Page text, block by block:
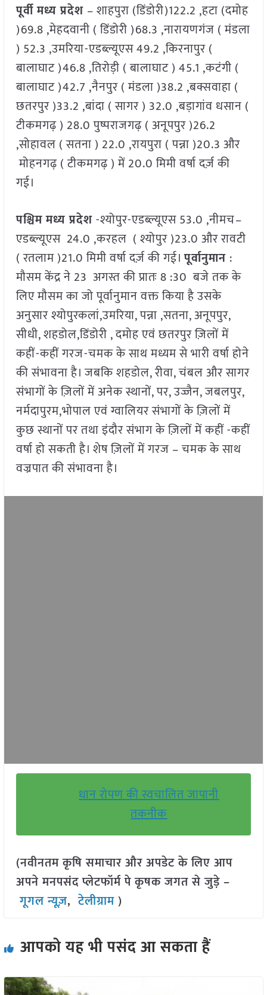
पूर्वी मध्य प्रदेश – शाहपुरा (डिंडोरी)122.2 ,हटा (दमोह
)69.8 ,मेहदवानी ( डिंडोरी )68.3 ,नारायणगंज ( मंडला
) 52.3 ,उमरिया-एडब्ल्यूएस 49.2 ,किरनापुर (
बालाघाट )46.8 ,तिरोड़ी ( बालाघाट ) 45.1 ,कटंगी (
बालाघाट )42.7 ,नैनपुर ( मंडला )38.2 ,बक्सवाहा (
छतरपुर )33.2 ,बांदा ( सागर ) 32.0 ,बड़ागांव धसान (
टीकमगढ़ ) 28.0 पुष्पराजगढ़ ( अनूपपुर )26.2
,सोहावल ( सतना ) 22.0 ,रायपुरा ( पन्ना )20.3 और
मोहनगढ़ ( टीकमगढ़ ) में 20.0 मिमी वर्षा दर्ज़ की
गई।
पश्चिम मध्य प्रदेश-श्योपुर-एडब्ल्यूएस 53.0 ,नीमच–
एडब्ल्यूएस 24.0 ,करहल ( श्योपुर )23.0 और रावटी
( रतलाम )21.0 मिमी वर्षा दर्ज़ की गई।पूर्वानुमान :
मौसम केंद्र ने 23 अगस्त की प्रातः 8 :30 बजे तक के
लिए मौसम का जो पूर्वानुमान वक्त किया है उसके
अनुसार श्योपुरकलां,उमरिया, पन्ना ,सतना, अनूपपुर,
सीधी, शहडोल,डिंडोरी , दमोह एवं छतरपुर ज़िलों में
कहीं-कहीं गरज-चमक के साथ मध्यम से भारी वर्षा होने
की संभावना है। जबकि शहडोल, रीवा, चंबल और सागर
संभागों के ज़िलों में अनेक स्थानों, पर, उज्जैन, जबलपुर,
नर्मदापुरम,भोपाल एवं ग्वालियर संभागों के ज़िलों में
कुछ स्थानों पर तथा इंदौर संभाग के ज़िलों में कहीं -कहीं
वर्षा हो सकती है। शेष ज़िलों में गरज – चमक के साथ
वज्रपात की संभावना है।
धान रोपण की स्वचालित जापानी
तकनीक
(नवीनतम कृषि समाचार और अपडेट के लिए आप
अपने मनपसंद प्लेटफॉर्म पे कृषक जगत से जुड़े –
गूगल न्यूज़,टेलीग्राम )
आपको यह भी पसंद आ सकता हैं